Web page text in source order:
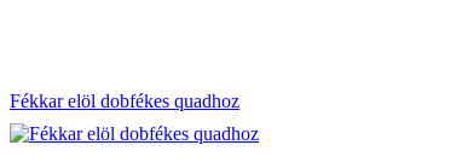
Fékkar elöl dobfékes quadhoz